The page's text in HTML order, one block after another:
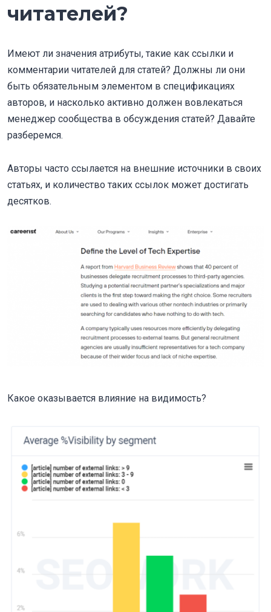
читателей?
Имеют ли значения атрибуты, такие как ссылки и
комментарии читателей для статей? Должны ли они
быть обязательным элементом в спецификациях
авторов, и насколько активно должен вовлекаться
менеджер сообщества в обсуждения статей? Давайте
разберемся.
Авторы часто ссылается на внешние источники в своих
статьях, и количество таких ссылок может достигать
десятков.
Какое оказывается влияние на видимость?